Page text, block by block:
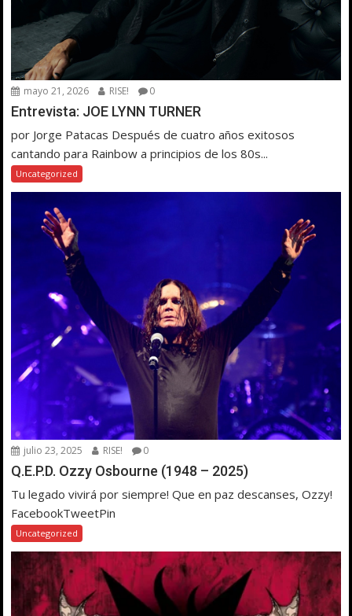
mayo 21, 2026 RISE! 0
Entrevista: JOE LYNN TURNER
por Jorge Patacas Después de cuatro años exitosos
cantando para Rainbow a principios de los 80s...
Uncategorized
julio 23, 2025 RISE! 0
Q.E.P.D. Ozzy Osbourne (1948 – 2025)
Tu legado vivirá por siempre! Que en paz descanses, Ozzy!
FacebookTweetPin
Uncategorized